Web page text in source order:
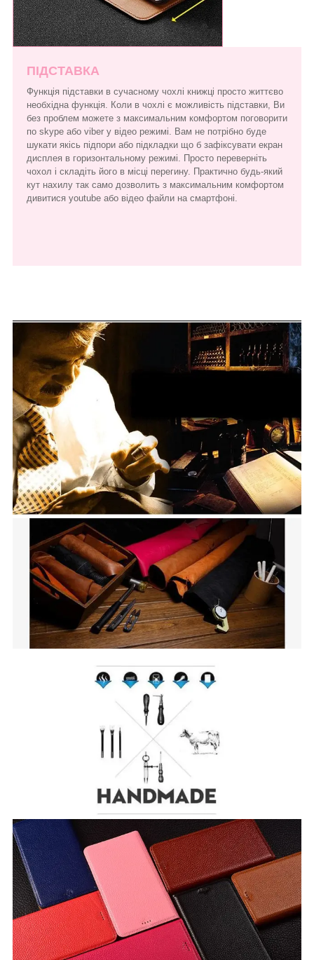
ПІДСТАВКА
Функція підставки в сучасному чохлі книжці просто життєво
необхідна функція. Коли в чохлі є можливість підставки, Ви
без проблем можете з максимальним комфортом поговорити
по skype або viber у відео режимі. Вам не потрібно буде
шукати якісь підпори або підкладки що б зафіксувати екран
дисплея в горизонтальному режимі. Просто переверніть
чохол і складіть його в місці перегину. Практично будь-який
кут нахилу так само дозволить з максимальним комфортом
дивитися youtube або відео файли на смартфоні.